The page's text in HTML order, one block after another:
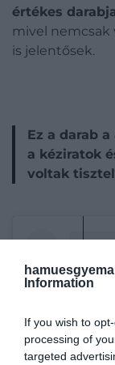
Information
If you wish to
processing of
targeted
értékes
mivel nemcsak
is jelentősek.
Ez a darab
a kéziratok
voltak